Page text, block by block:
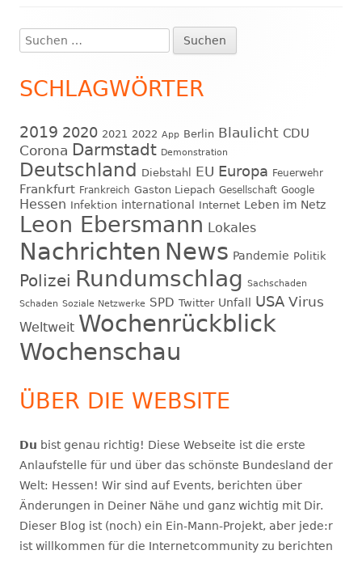
Haupt-
Seitenleiste
Suchen
nach:
SCHLAGWÖRTER
2019 2020 2021 2022 App Berlin Blaulicht CDU
Corona Darmstadt Demonstration
Deutschland Diebstahl EU Europa Feuerwehr
Frankfurt Frankreich Gaston Liepach Gesellschaft Google
Hessen Infektion international Internet Leben im Netz
Leon Ebersmann Lokales
Nachrichten News Pandemie Politik
Polizei Rundumschlag Sachschaden
Schaden Soziale Netzwerke SPD Twitter Unfall USA Virus
Weltweit Wochenrückblick
Wochenschau
ÜBER DIE WEBSITE
Du bist genau richtig! Diese Webseite ist die erste
Anlaufstelle für und über das schönste Bundesland der
Welt: Hessen! Wir sind auf Events, berichten über
Änderungen in Deiner Nähe und ganz wichtig mit Dir.
Dieser Blog ist (noch) ein Ein-Mann-Projekt, aber jede:r
ist willkommen für die Internetcommunity zu berichten